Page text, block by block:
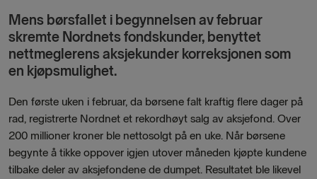
Mens børsfallet i begynnelsen av februar
skremte Nordnets fondskunder, benyttet
nettmeglerens aksjekunder korreksjonen som
en kjøpsmulighet.
Den første uken i februar, da børsene falt kraftig flere dager på
rad, registrerte Nordnet et rekordhøyt salg av aksjefond. Over
200 millioner kroner ble nettosolgt på en uke. Når børsene
begynte å tikke oppover igjen utover måneden kjøpte kundene
tilbake deler av aksjefondene de dumpet. Resultatet ble likevel